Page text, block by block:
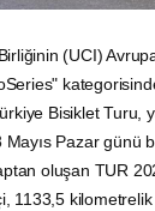
(UCI)
Bisiklet Turu,
Mayıs Pazar günü
oluşan TUR
1133,5